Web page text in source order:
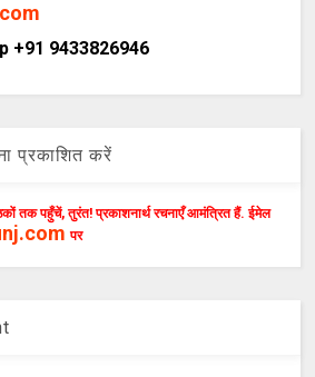
+91 9433826946
प्रकाशित करें
तक पहुँचें, तुरंत! प्रकाशनार्थ रचनाएँ आमंत्रित हैं. ईमेल
पर